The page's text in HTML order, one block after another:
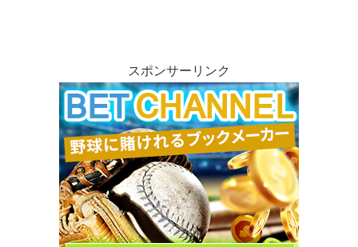
スポンサーリンク